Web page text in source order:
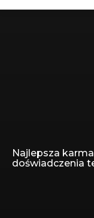
Najlepsza
doświadczenia